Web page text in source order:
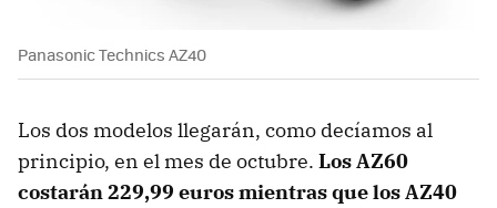
Panasonic Technics AZ40
Los dos modelos llegarán, como decíamos al
principio, en el mes de octubre. Los AZ60
costarán 229,99 euros mientras que los AZ40